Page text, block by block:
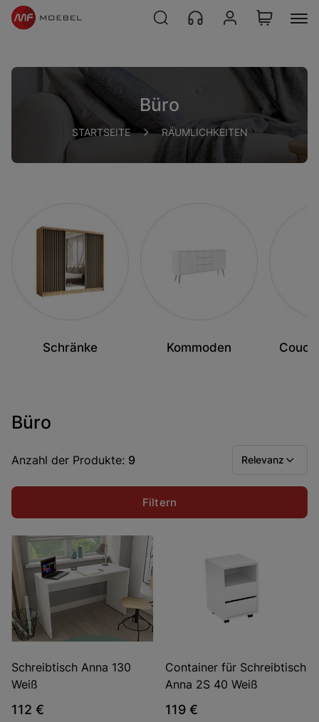
Büro
STARTSEITE RÄUMLICHKEITEN
Schränke Kommoden
Büro
Anzahl der Produkte: 9 Relevanz
Filtern
Schreibtisch Anna 130
Weiß
112 €
Container für Schreibtisch
Anna 2S 40 Weiß
119 €